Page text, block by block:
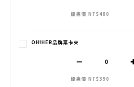
優惠價 NT$480
OH!HER品牌票卡夾
優惠價 NT$390